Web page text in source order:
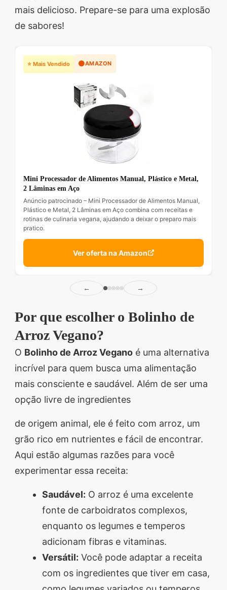
mais delicioso. Prepare-se para uma explosão
de sabores!
⭐ Mais Vendido 🟠AMAZON
Mini Processador de Alimentos Manual, Plástico e Metal,
2 Lâminas em Aço
Anúncio patrocinado – Mini Processador de Alimentos Manual,
Plástico e Metal, 2 Lâminas em Aço combina com receitas e
rotinas de culinaria vegana, ajudando a deixar o preparo mais
pratico.
Ver oferta na Amazon
← →
Por que escolher o Bolinho de
Arroz Vegano?
O Bolinho de Arroz Vegano é uma alternativa
incrível para quem busca uma alimentação
mais consciente e saudável. Além de ser uma
opção livre de ingredientes
de origem animal, ele é feito com arroz, um
grão rico em nutrientes e fácil de encontrar.
Aqui estão algumas razões para você
experimentar essa receita:
Saudável: O arroz é uma excelente
fonte de carboidratos complexos,
enquanto os legumes e temperos
adicionam fibras e vitaminas.
Versátil: Você pode adaptar a receita
com os ingredientes que tiver em casa,